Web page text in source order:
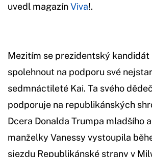
uvedl magazínViva!.
Mezitím se prezidentský kandidát
spolehnout na podporu své
sedmnáctileté Kai. Ta svého
podporuje na republikánských
Dcera Donalda Trumpa mladšího
manželky Vanessy vystoupila
sjezdu Republikánské strany v